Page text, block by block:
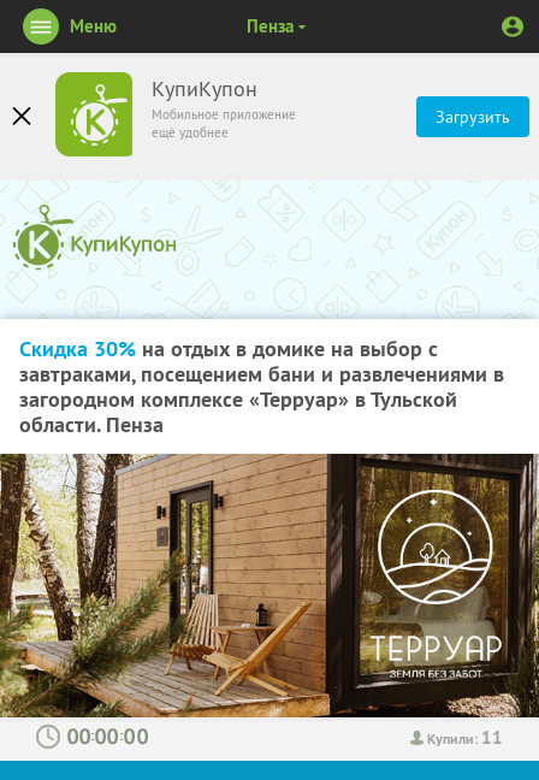
КупиКупон
Мобильное приложение
ещё удобнее
Загрузить
Меню Пенза
Скидка 30% на отдых в домике на выбор с
завтраками, посещением бани и развлечениями в
загородном комплексе «Терруар» в Тульской
области. Пенза
Купили: 11
: :